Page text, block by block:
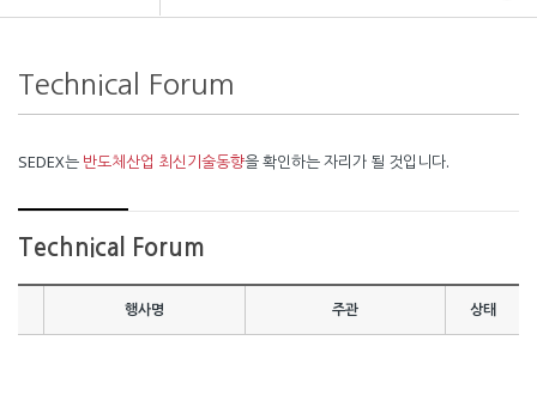
Technical Forum
SEDEX는 반도체산업 최신기술동향을 확인하는 자리가 될 것입니다.
Technical Forum
행사명 주관 상태